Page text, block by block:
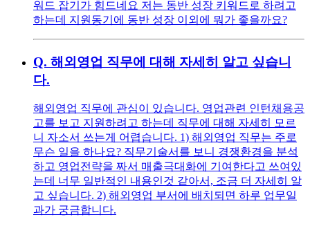
워드 잡기가 힘드네요 저는 동반 성장 키워드로 하려고
하는데 지원동기에 동반 성장 이외에 뭐가 좋을까요?
Q. 해외영업 직무에 대해 자세히 알고 싶습니
다.
해외영업 직무에 관심이 있습니다. 영업관련 인턴채용공
고를 보고 지원하려고 하는데 직무에 대해 자세히 모르
니 자소서 쓰는게 어렵습니다. 1) 해외영업 직무는 주로
무슨 일을 하나요? 직무기술서를 보니 경쟁환경을 분석
하고 영업전략을 짜서 매출극대화에 기여한다고 쓰여있
는데 너무 일반적인 내용인것 같아서, 조금 더 자세히 알
고 싶습니다. 2) 해외영업 부서에 배치되면 하루 업무일
과가 궁금합니다.